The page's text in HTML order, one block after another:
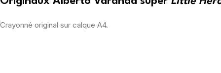
Crayonné original sur calque A4.